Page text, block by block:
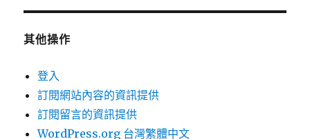
其他操作
登入
訂閱網站內容的資訊提供
訂閱留言的資訊提供
WordPress.org 台灣繁體中文